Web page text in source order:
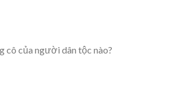
cô của người dân tộc nào?